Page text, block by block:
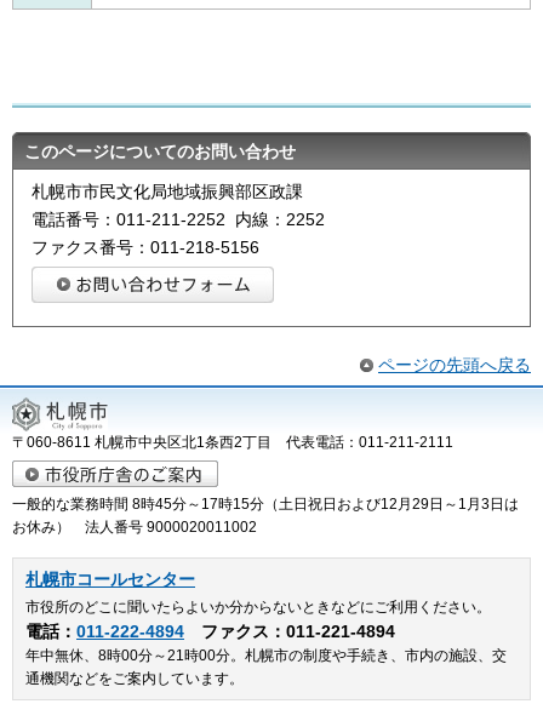
このページについてのお問い合わせ
札幌市市民文化局地域振興部区政課
電話番号：011-211-2252 内線：2252
ファクス番号：011-218-5156
ページの先頭へ戻る
〒060-8611 札幌市中央区北1条西2丁目 代表電話：011-211-2111
一般的な業務時間 8時45分～17時15分（土日祝日および12月29日～1月3日は
お休み） 法人番号 9000020011002
札幌市コールセンター
市役所のどこに聞いたらよいか分からないときなどにご利用ください。
電話： 011-222-4894 ファクス：011-221-4894
年中無休、8時00分～21時00分。札幌市の制度や手続き、市内の施設、交
通機関などをご案内しています。